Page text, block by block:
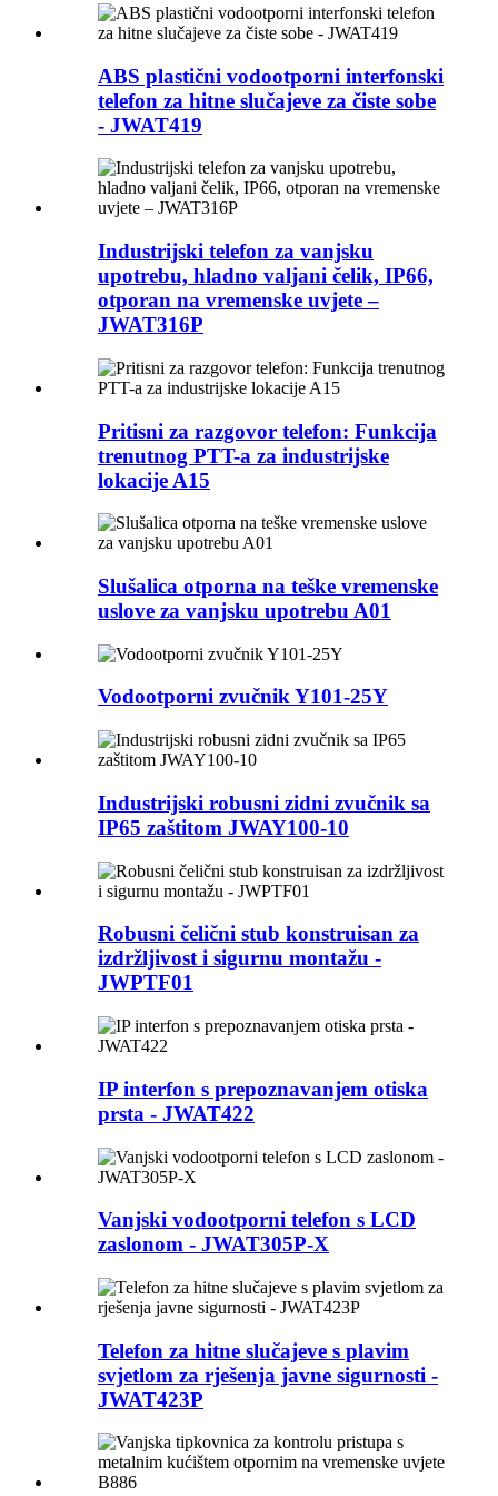
ABS plastični vodootporni interfonski
telefon za hitne slučajeve za čiste sobe
- JWAT419
Industrijski telefon za vanjsku
upotrebu, hladno valjani čelik, IP66,
otporan na vremenske uvjete –
JWAT316P
Pritisni za razgovor telefon: Funkcija
trenutnog PTT-a za industrijske
lokacije A15
Slušalica otporna na teške vremenske
uslove za vanjsku upotrebu A01
Vodootporni zvučnik Y101-25Y
Industrijski robusni zidni zvučnik sa
IP65 zaštitom JWAY100-10
Robusni čelični stub konstruisan za
izdržljivost i sigurnu montažu -
JWPTF01
IP interfon s prepoznavanjem otiska
prsta - JWAT422
Vanjski vodootporni telefon s LCD
zaslonom - JWAT305P-X
Telefon za hitne slučajeve s plavim
svjetlom za rješenja javne sigurnosti -
JWAT423P